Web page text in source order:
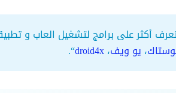
أكثر على برامج لتشغيل العاب و
، يو ويف،droid4x
“.